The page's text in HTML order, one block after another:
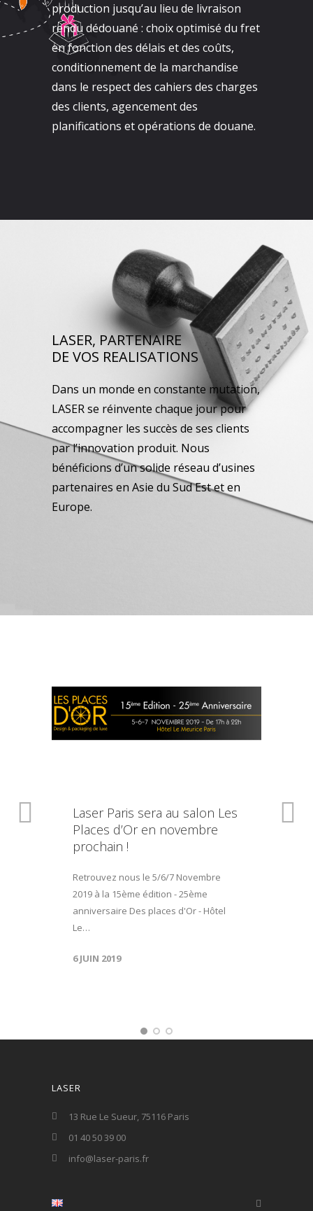
production jusqu’au lieu de livraison
rendu dédouané : choix optimisé du fret
en fonction des délais et des coûts,
conditionnement de la marchandise
dans le respect des cahiers des charges
des clients, agencement des
planifications et opérations de douane.
LASER, PARTENAIRE
DE VOS REALISATIONS
Dans un monde en constante mutation,
LASER se réinvente chaque jour pour
accompagner les succès de ses clients
par l’innovation produit. Nous
bénéficions d’un solide réseau d’usines
partenaires en Asie du Sud Est et en
Europe.
Laser Paris sera au salon Les
Places d’Or en novembre
prochain !
Retrouvez nous le 5/6/7 Novembre
2019 à la 15ème édition - 25ème
anniversaire Des places d'Or - Hôtel
Le…
6 JUIN 2019
LASER
13 Rue Le Sueur, 75116 Paris
01 40 50 39 00
info@laser-paris.fr